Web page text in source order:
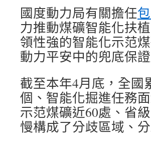
國度動力局有關擔任
力推動煤礦智能化扶
領性強的智能化示范
動力平安中的兜底保
截至本年4月底，全國
個、智能化掘進任務
示范煤礦近60處、省
慢構成了分歧區域、